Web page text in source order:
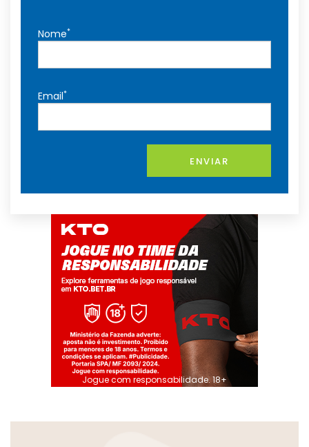
Nome*
Email*
ENVIAR
Jogue com responsabilidade. 18+